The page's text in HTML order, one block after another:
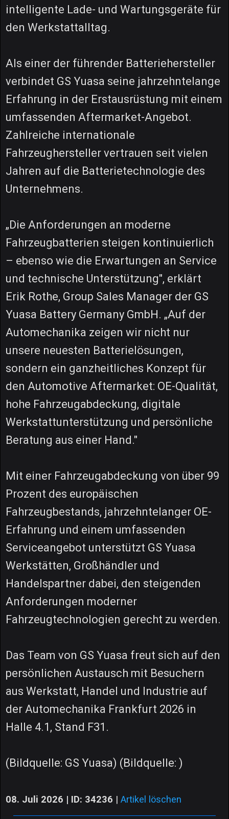
intelligente Lade- und Wartungsgeräte für
den Werkstattalltag.
Als einer der führender Batteriehersteller
verbindet GS Yuasa seine jahrzehntelange
Erfahrung in der Erstausrüstung mit einem
umfassenden Aftermarket-Angebot.
Zahlreiche internationale
Fahrzeughersteller vertrauen seit vielen
Jahren auf die Batterietechnologie des
Unternehmens.
„Die Anforderungen an moderne
Fahrzeugbatterien steigen kontinuierlich
– ebenso wie die Erwartungen an Service
und technische Unterstützung", erklärt
Erik Rothe, Group Sales Manager der GS
Yuasa Battery Germany GmbH. „Auf der
Automechanika zeigen wir nicht nur
unsere neuesten Batterielösungen,
sondern ein ganzheitliches Konzept für
den Automotive Aftermarket: OE-Qualität,
hohe Fahrzeugabdeckung, digitale
Werkstattunterstützung und persönliche
Beratung aus einer Hand."
Mit einer Fahrzeugabdeckung von über 99
Prozent des europäischen
Fahrzeugbestands, jahrzehntelanger OE-
Erfahrung und einem umfassenden
Serviceangebot unterstützt GS Yuasa
Werkstätten, Großhändler und
Handelspartner dabei, den steigenden
Anforderungen moderner
Fahrzeugtechnologien gerecht zu werden.
Das Team von GS Yuasa freut sich auf den
persönlichen Austausch mit Besuchern
aus Werkstatt, Handel und Industrie auf
der Automechanika Frankfurt 2026 in
Halle 4.1, Stand F31.
(Bildquelle: GS Yuasa) (Bildquelle: )
08. Juli 2026 | ID: 34236 | Artikel löschen